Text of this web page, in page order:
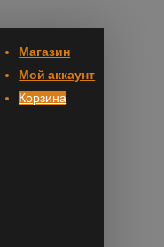
Магазин
Мой аккаунт
Корзина